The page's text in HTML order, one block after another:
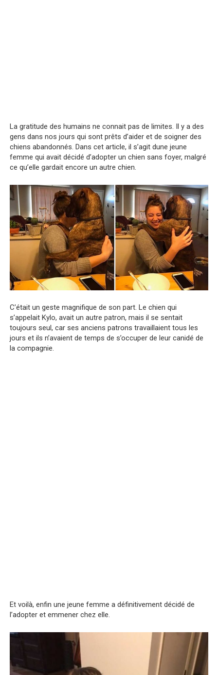
La gratitude des humains ne connait pas de limites. Il y a des
gens dans nos jours qui sont prêts d’aider et de soigner des
chiens abandonnés. Dans cet article, il s’agit dune jeune
femme qui avait décidé d’adopter un chien sans foyer, malgré
ce qu’elle gardait encore un autre chien.
C’était un geste magnifique de son part. Le chien qui
s’appelait Kylo, avait un autre patron, mais il se sentait
toujours seul, car ses anciens patrons travaillaient tous les
jours et ils n’avaient de temps de s’occuper de leur canidé de
la compagnie.
Et voilà, enfin une jeune femme a définitivement décidé de
l’adopter et emmener chez elle.